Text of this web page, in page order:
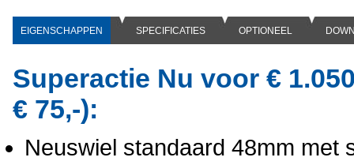
EIGENSCHAPPEN SPECIFICATIES OPTIONEEL
Superactie Nu voor €
€ 75,-):
Neuswiel standaard 48mm met